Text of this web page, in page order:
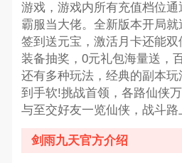
游戏，游戏内所有充值档位
霸服当大佬。全新版本开局就
签到送元宝，激活月卡还能
装备抽奖，0元礼包海量送，
还有多种玩法，经典的副本
到手软!挑战首领，各路仙侠
与至交好友一览仙侠，战斗路
剑雨九天官方介绍